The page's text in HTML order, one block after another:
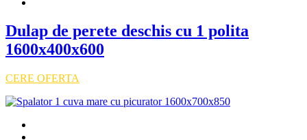
Dulap de perete deschis cu 1 polita
1600x400x600
CERE OFERTA